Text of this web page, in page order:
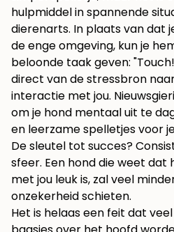
hulpmiddel in spannende
dierenarts. In plaats van dat
de enge omgeving, kun je
beloonde taak geven:
direct van de stressbron
interactie met jou.
om je hond mentaal uit te
en leerzame spelletjes voor
De sleutel tot succes?
sfeer. Een hond die weet dat
met jou leuk is, zal veel
onzekerheid schieten.
Het is helaas een feit dat